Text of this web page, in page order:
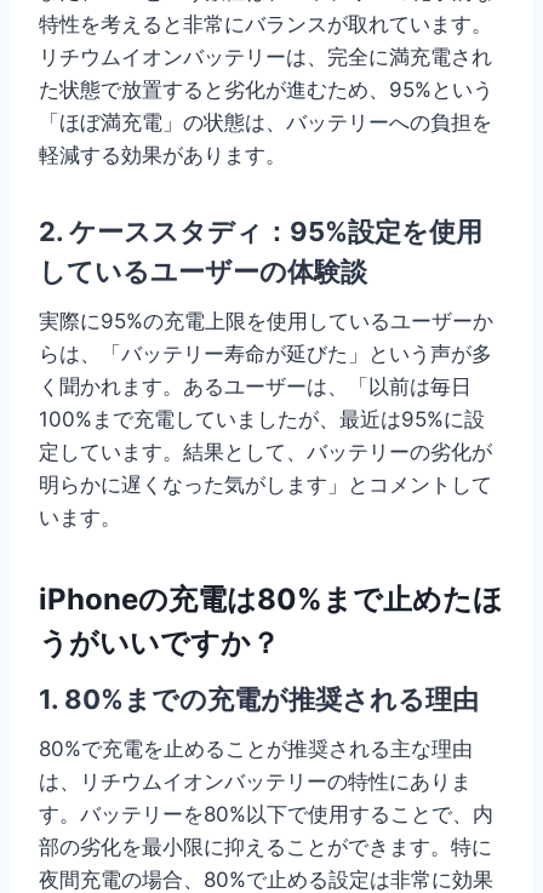
特性を考えると非常にバランスが取れています。
リチウムイオンバッテリーは、完全に満充電され
た状態で放置すると劣化が進むため、95%という
「ほぼ満充電」の状態は、バッテリーへの負担を
軽減する効果があります。
2. ケーススタディ：95%設定を使用
しているユーザーの体験談
実際に95%の充電上限を使用しているユーザーか
らは、「バッテリー寿命が延びた」という声が多
く聞かれます。あるユーザーは、「以前は毎日
100%まで充電していましたが、最近は95%に設
定しています。結果として、バッテリーの劣化が
明らかに遅くなった気がします」とコメントして
います。
iPhoneの充電は80%まで止めたほ
うがいいですか？
1. 80%までの充電が推奨される理由
80%で充電を止めることが推奨される主な理由
は、リチウムイオンバッテリーの特性にありま
す。バッテリーを80%以下で使用することで、内
部の劣化を最小限に抑えることができます。特に
夜間充電の場合、80%で止める設定は非常に効果